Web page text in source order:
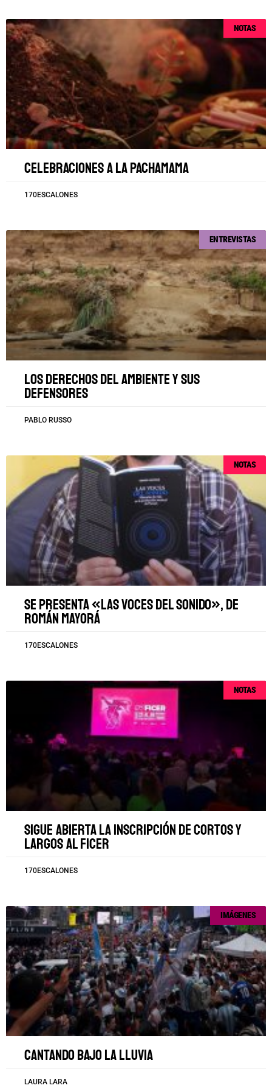
NOTAS
Celebraciones a la Pachamama
170ESCALONES
ENTREVISTAS
Los derechos del ambiente y sus
defensores
PABLO RUSSO
NOTAS
Se presenta «Las voces del sonido», de
Román Mayorá
170ESCALONES
NOTAS
Sigue abierta la inscripción de cortos y
largos al FICER
170ESCALONES
IMÁGENES
Cantando bajo la lluvia
LAURA LARA